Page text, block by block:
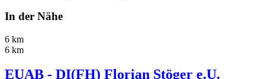
In der Nähe
6 km
6 km
EUAB - DI(FH) Florian Stöger e.U.